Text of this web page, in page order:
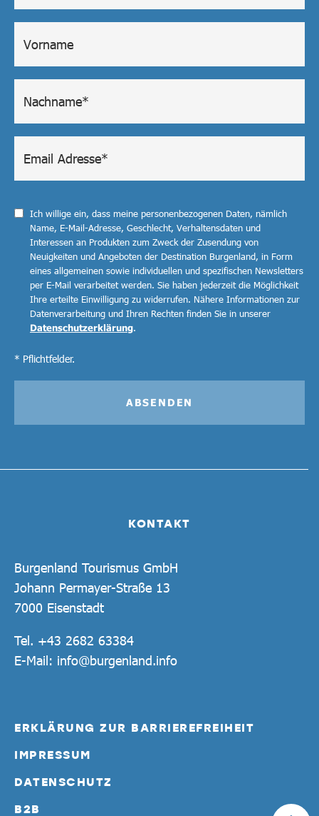
KONTAKT
Burgenland Tourismus GmbH
Johann Permayer-Straße 13
7000 Eisenstadt
Tel. +43 2682 63384
E-Mail: info@burgenland.info
ERKLÄRUNG ZUR BARRIEREFREIHEIT
IMPRESSUM
DATENSCHUTZ
B2B
Ich willige ein, dass meine personenbezogenen Daten, nämlich
Name, E-Mail-Adresse, Geschlecht, Verhaltensdaten und
Interessen an Produkten zum Zweck der Zusendung von
Neuigkeiten und Angeboten der Destination Burgenland, in Form
eines allgemeinen sowie individuellen und spezifischen Newsletters
per E-Mail verarbeitet werden. Sie haben jederzeit die Möglichkeit
Ihre erteilte Einwilligung zu widerrufen. Nähere Informationen zur
Datenverarbeitung und Ihren Rechten finden Sie in unserer
Datenschutzerklärung.
* Pflichtfelder.
ABSENDEN